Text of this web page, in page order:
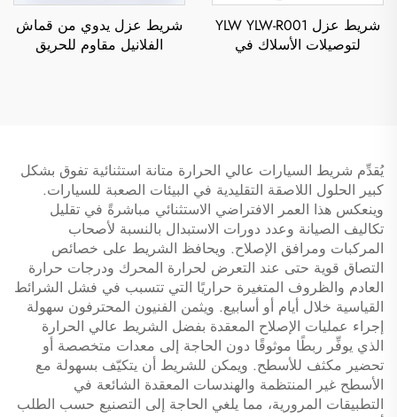
شريط عزل YLW YLW-R001
لتوصيلات الأسلاك في
شريط عزل يدوي من قماش
الفلانيل مقاوم للحريق
يُقدِّم شريط السيارات عالي الحرارة متانة استثنائية تفوق بشكل
كبير الحلول اللاصقة التقليدية في البيئات الصعبة للسيارات.
وينعكس هذا العمر الافتراضي الاستثنائي مباشرةً في تقليل
تكاليف الصيانة وعدد دورات الاستبدال بالنسبة لأصحاب
المركبات ومرافق الإصلاح. ويحافظ الشريط على خصائص
التصاق قوية حتى عند التعرض لحرارة المحرك ودرجات حرارة
العادم والظروف المتغيرة حراريًا التي تتسبب في فشل الشرائط
القياسية خلال أيام أو أسابيع. ويثمن الفنيون المحترفون سهولة
إجراء عمليات الإصلاح المعقدة بفضل الشريط عالي الحرارة
الذي يوفِّر ربطًا موثوقًا دون الحاجة إلى معدات متخصصة أو
تحضير مكثف للأسطح. ويمكن للشريط أن يتكيّف بسهولة مع
الأسطح غير المنتظمة والهندسات المعقدة الشائعة في
التطبيقات المرورية، مما يلغي الحاجة إلى التصنيع حسب الطلب